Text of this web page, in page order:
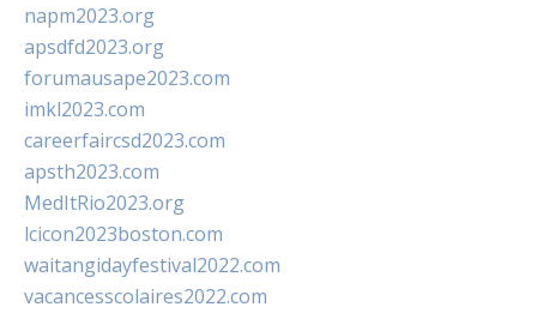
napm2023.org
apsdfd2023.org
forumausape2023.com
imkl2023.com
careerfaircsd2023.com
apsth2023.com
MedItRio2023.org
lcicon2023boston.com
waitangidayfestival2022.com
vacancesscolaires2022.com